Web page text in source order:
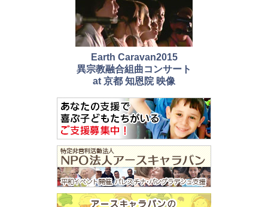
Earth Caravan2015
異宗教融合組曲コンサート
at 京都 知恩院 映像